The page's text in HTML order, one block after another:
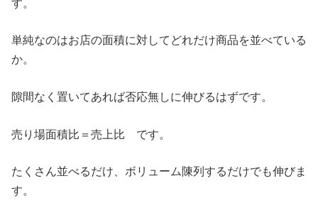
す。
単純なのはお店の面積に対してどれだけ商品を並べている
か。
隙間なく置いてあれば否応無しに伸びるはずです。
売り場面積比＝売上比 です。
たくさん並べるだけ、ボリューム陳列するだけでも伸びま
す。